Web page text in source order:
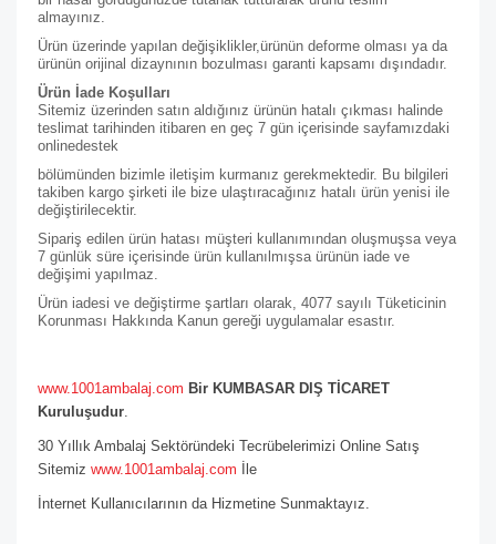
almayınız.
Ürün üzerinde yapılan değişiklikler,ürünün deforme olması ya da
ürünün orijinal dizaynının bozulması garanti kapsamı dışındadır.
Ürün İade Koşulları
Sitemiz üzerinden satın aldığınız ürünün hatalı çıkması halinde
teslimat tarihinden itibaren en geç 7 gün içerisinde sayfamızdaki
onlinedestek
bölümünden bizimle iletişim kurmanız gerekmektedir. Bu bilgileri
takiben kargo şirketi ile bize ulaştıracağınız hatalı ürün yenisi ile
değiştirilecektir.
Sipariş edilen ürün hatası müşteri kullanımından oluşmuşsa veya
7 günlük süre içerisinde ürün kullanılmışsa ürünün iade ve
değişimi yapılmaz.
Ürün iadesi ve değiştirme şartları olarak, 4077 sayılı Tüketicinin
Korunması Hakkında Kanun gereği uygulamalar esastır.
www.1001ambalaj.com Bir KUMBASAR DIŞ TİCARET
Kuruluşudur
30 Yıllık Ambalaj Sektöründeki Tecrübelerimizi Online Satış
Sitemiz www.1001ambalaj.com İle
İnternet Kullanıcılarının da Hizmetine Sunmaktayız.